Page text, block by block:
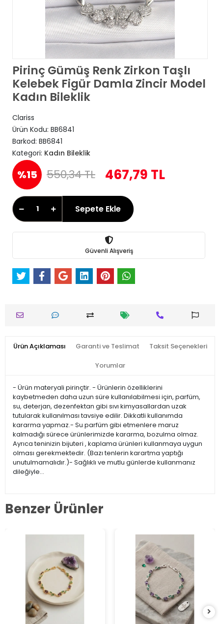
Pirinç Gümüş Renk Zirkon Taşlı
Kelebek Figür Damla Zincir Model
Kadın Bileklik
Clariss
Ürün Kodu: BB6841
Barkod: BB6841
Kategori: Kadın Bileklik
%15 550,34 TL 467,79 TL
Sepete Ekle
Güvenli Alışveriş
Ürün Açıklaması Garanti ve Teslimat Taksit Seçenekleri
Yorumlar
- Ürün materyali pirinçtir. - Ürünlerin özelliklerini
kaybetmeden daha uzun süre kullanılabilmesi için, parfüm,
su, deterjan, dezenfektan gibi sıvı kimyasallardan uzak
tutularak kullanılması tavsiye edilir. Dikkatli kullanımda
kararma yapmaz.- Su parfüm gibi etmenlere maruz
kalmadığı sürece ürünlerimizde kararma, bozulma olmaz.
Ayrıca teninizin bijuteri , kaplama ürünleri kullanmaya uygun
olması gerekmektedir. (Bazı tenlerin karartma yaptığı
unutulmamalıdır.)- Sağlıklı ve mutlu günlerde kullanmanız
dileğiyle…
Benzer Ürünler